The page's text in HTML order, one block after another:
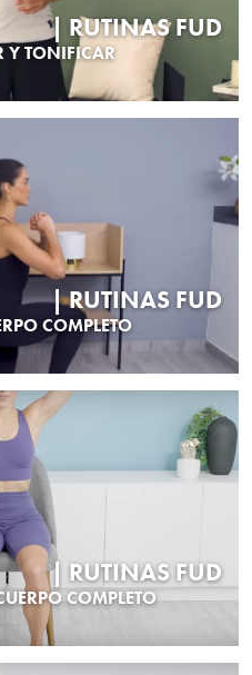
Y TONIFICAR
| RUTINAS FUD
COMPLETO
| RUTINAS FUD
COMPLETO
| RUTINAS FUD